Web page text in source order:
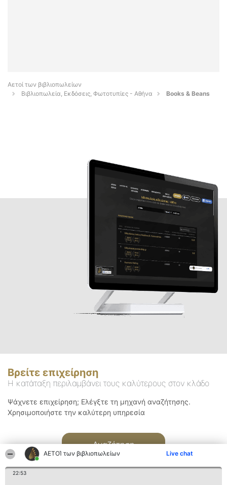
ΑΕΤΟΊ των βιβλιοπωλείων Live chat
22:53
Αετοί των βιβλιοπωλείων
Βιβλιοπωλεία, Εκδόσεις, Φωτοτυπίες - Αθήνα
Books & Beans
Βρείτε επιχείρηση
Η κατάταξη περιλαμβάνει τους καλύτερους στον κλάδο
Ψάχνετε επιχείρηση; Ελέγξτε τη μηχανή αναζήτησης.
Χρησιμοποιήστε την καλύτερη υπηρεσία
Αναζήτηση